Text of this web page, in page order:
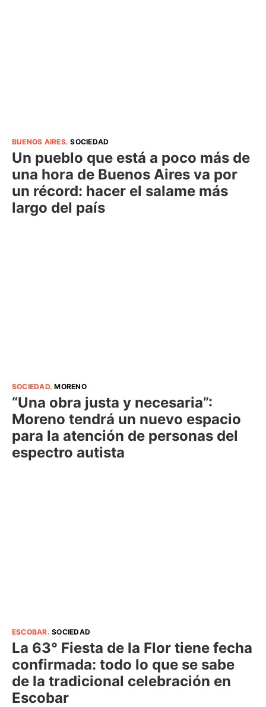
BUENOS AIRES.SOCIEDAD
Un pueblo que está a poco más de
una hora de Buenos Aires va por
un récord: hacer el salame más
largo del país
SOCIEDAD.MORENO
“Una obra justa y necesaria”:
Moreno tendrá un nuevo espacio
para la atención de personas del
espectro autista
ESCOBAR.SOCIEDAD
La 63° Fiesta de la Flor tiene fecha
confirmada: todo lo que se sabe
de la tradicional celebración en
Escobar